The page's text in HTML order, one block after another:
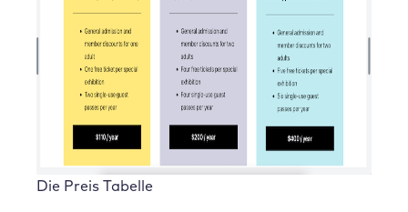
Die Preis Tabelle